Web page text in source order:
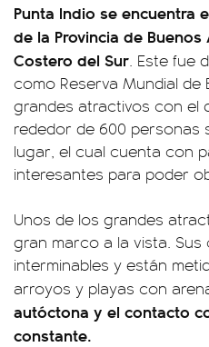
Punta Indio se encuentra
de la Provincia de
Costero del Sur. Este fue
como Reserva Mundial
grandes atractivos con el
rededor de 600 personas
lugar, el cual cuenta con
interesantes para poder
Unos de los grandes
gran marco a la vista. Sus
interminables y están
arroyos y playas con
autóctona y el contacto
constante.